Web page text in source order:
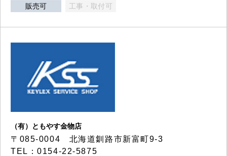
販売可 工事・取付可
（有）ともやす金物店
〒085-0004 北海道釧路市新富町9-3
TEL：0154-22-5875